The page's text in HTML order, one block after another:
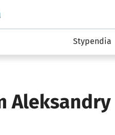
podserwis: Kultura
Stypendia
Aleksandry